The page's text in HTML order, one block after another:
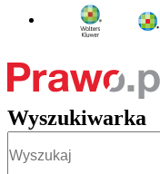
Wyszukiwarka